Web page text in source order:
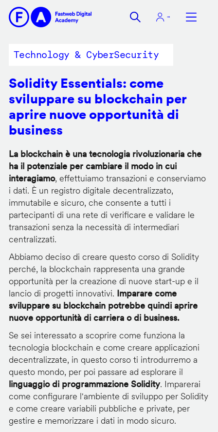
contenuto
Technology & CyberSecurity
Solidity Essentials: come
sviluppare su blockchain per
aprire nuove opportunità di
business
La blockchain è una tecnologia rivoluzionaria che
ha il potenziale per cambiare il modo in cui
interagiamo, effettuiamo transazioni e conserviamo
i dati. È un registro digitale decentralizzato,
immutabile e sicuro, che consente a tutti i
partecipanti di una rete di verificare e validare le
transazioni senza la necessità di intermediari
centralizzati.
Abbiamo deciso di creare questo corso di Solidity
perché, la blockchain rappresenta una grande
opportunità per la creazione di nuove start-up e il
lancio di progetti innovativi. Imparare come
sviluppare su blockchain potrebbe quindi aprire
nuove opportunità di carriera o di business.
Se sei interessato a scoprire come funziona la
tecnologia blockchain e come creare applicazioni
decentralizzate, in questo corso ti introdurremo a
questo mondo, per poi passare ad esplorare il
linguaggio di programmazione Solidity. Imparerai
come configurare l'ambiente di sviluppo per Solidity
e come creare variabili pubbliche e private, per
gestire e memorizzare i dati in modo sicuro.